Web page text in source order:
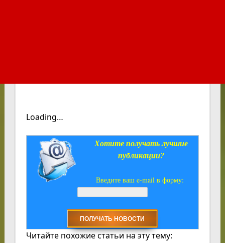
Loading…
Хотите получать лучшие
публикации?
Введите ваш e-mail в форму:
Читайте похожие статьи на эту тему: